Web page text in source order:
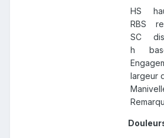
HS
RBS
SC
h
largeur